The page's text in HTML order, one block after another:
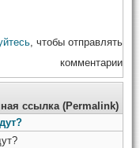
, чтобы отправлять
комментарии
ссылка (Permalink)